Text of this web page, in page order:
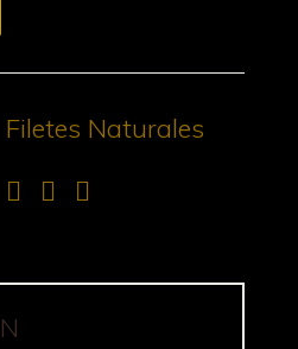
Filetes Naturales